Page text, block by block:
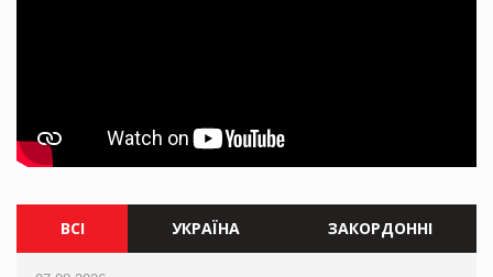
ВСІ УКРАЇНА ЗАКОРДОННІ